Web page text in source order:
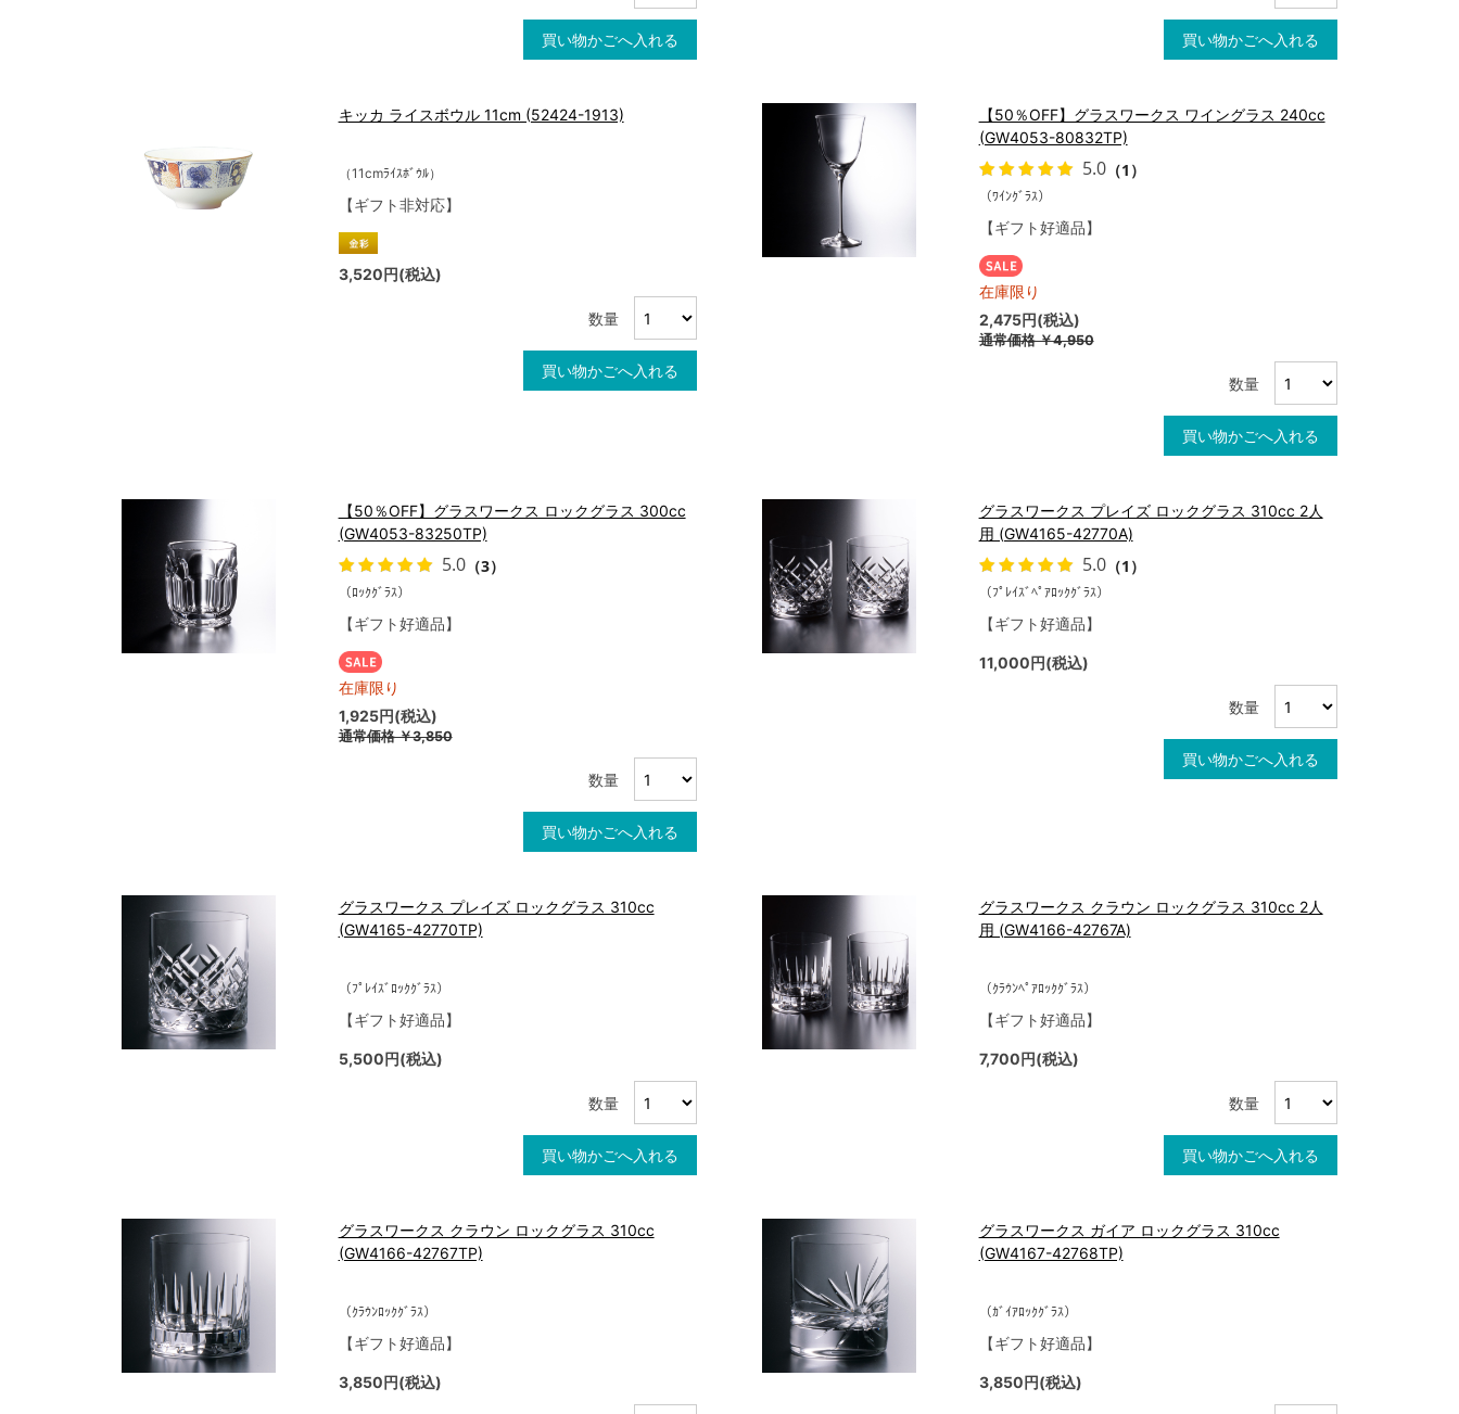
買い物かごへ入れる 買い物かごへ入れる
キッカ ライスボウル 11cm (52424-1913)
（11cmﾗｲｽﾎﾞｳﾙ）
【ギフト非対応】
3,520円(税込)
数量
買い物かごへ入れる
【50％OFF】グラスワークス ワイングラス 240cc
(GW4053-80832TP)
5.0（1）
（ﾜｲﾝｸﾞﾗｽ）
【ギフト好適品】
在庫限り
2,475円(税込)
通常価格￥4,950
数量
買い物かごへ入れる
【50％OFF】グラスワークス ロックグラス 300cc
(GW4053-83250TP)
5.0（3）
（ﾛｯｸｸﾞﾗｽ）
【ギフト好適品】
在庫限り
1,925円(税込)
通常価格￥3,850
数量
買い物かごへ入れる
グラスワークス プレイズ ロックグラス 310cc 2人
用 (GW4165-42770A)
5.0（1）
（ﾌﾟﾚｲｽﾞﾍﾟｱﾛｯｸｸﾞﾗｽ）
【ギフト好適品】
11,000円(税込)
数量
買い物かごへ入れる
グラスワークス プレイズ ロックグラス 310cc
(GW4165-42770TP)
（ﾌﾟﾚｲｽﾞﾛｯｸｸﾞﾗｽ）
【ギフト好適品】
5,500円(税込)
数量
買い物かごへ入れる
グラスワークス クラウン ロックグラス 310cc 2人
用 (GW4166-42767A)
（ｸﾗｳﾝﾍﾟｱﾛｯｸｸﾞﾗｽ）
【ギフト好適品】
7,700円(税込)
数量
買い物かごへ入れる
グラスワークス クラウン ロックグラス 310cc
(GW4166-42767TP)
（ｸﾗｳﾝﾛｯｸｸﾞﾗｽ）
【ギフト好適品】
3,850円(税込)
グラスワークス ガイア ロックグラス 310cc
(GW4167-42768TP)
（ｶﾞｲｱﾛｯｸｸﾞﾗｽ）
【ギフト好適品】
3,850円(税込)